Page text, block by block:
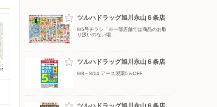
ツルハドラッグ旭川永山６条店
8/5号チラシ「※一部店舗では商品のお取
り扱いのない場…
ツルハドラッグ旭川永山６条店
8/8～8/14 アース製薬5％OFF